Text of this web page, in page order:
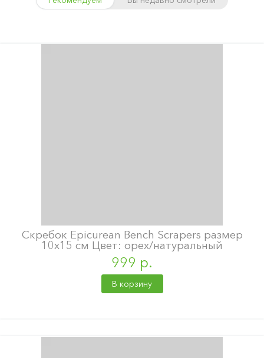
Скребок Epicurean Bench Scrapers размер
10х15 см Цвет: орех/натуральный
999 р.
В корзину